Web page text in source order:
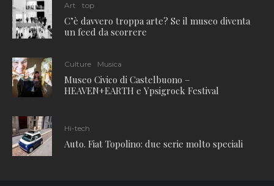
Art top
C’è davvero troppa arte? Se il museo diventa
un feed da scorrere
Culture Musica
Museo Civico di Castelbuono –
HEAVEN+EARTH e Ypsigrock Festival
Hi-tech
Auto. Fiat Topolino: due serie molto speciali